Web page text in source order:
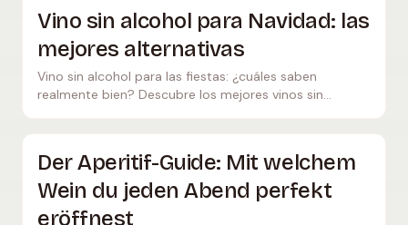
Vino sin alcohol para Navidad: las
mejores alternativas
Vino sin alcohol para las fiestas: ¿cuáles saben
realmente bien? Descubre los mejores vinos sin
Der Aperitif-Guide: Mit welchem
Wein du jeden Abend perfekt
eröffnest